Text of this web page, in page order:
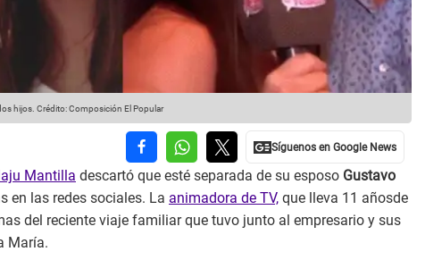
hijos. Crédito: Composición El Popular
Mantilla descartó que esté separada de su esposo Gustavo
en las redes sociales. La animadora de TV, que lleva 11 añosde
del reciente viaje familiar que tuvo junto al empresario y sus
María.